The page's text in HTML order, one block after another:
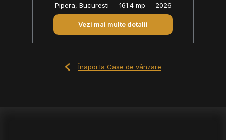
Pipera, Bucuresti
161.4 mp 2026
Vezi mai multe detalii
Înapoi la Case de vânzare